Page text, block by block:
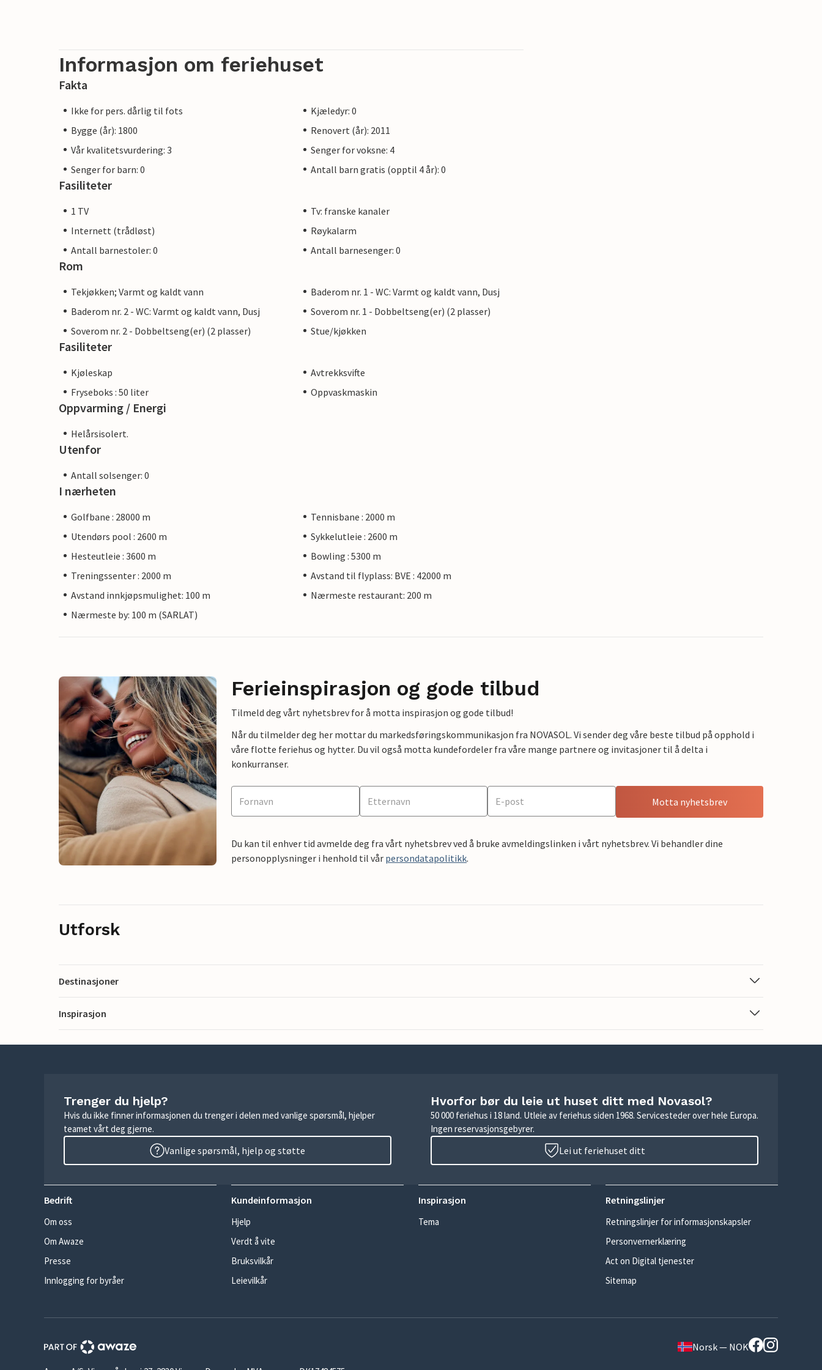
Informasjon om feriehuset
Fakta
Ikke for pers. dårlig til fots
Kjæledyr: 0
Bygge (år): 1800
Renovert (år): 2011
Vår kvalitetsvurdering: 3
Senger for voksne: 4
Senger for barn: 0
Antall barn gratis (opptil 4 år): 0
Fasiliteter
1 TV
Tv: franske kanaler
Internett (trådløst)
Røykalarm
Antall barnestoler: 0
Antall barnesenger: 0
Rom
Tekjøkken; Varmt og kaldt vann
Baderom nr. 1 - WC: Varmt og kaldt vann, Dusj
Baderom nr. 2 - WC: Varmt og kaldt vann, Dusj
Soverom nr. 1 - Dobbeltseng(er) (2 plasser)
Soverom nr. 2 - Dobbeltseng(er) (2 plasser)
Stue/kjøkken
Fasiliteter
Kjøleskap
Avtrekksvifte
Fryseboks : 50 liter
Oppvaskmaskin
Oppvarming / Energi
Helårsisolert.
Utenfor
Antall solsenger: 0
I nærheten
Golfbane : 28000 m
Tennisbane : 2000 m
Utendørs pool : 2600 m
Sykkelutleie : 2600 m
Hesteutleie : 3600 m
Bowling : 5300 m
Treningssenter : 2000 m
Avstand til flyplass: BVE : 42000 m
Avstand innkjøpsmulighet: 100 m
Nærmeste restaurant: 200 m
Nærmeste by: 100 m (SARLAT)
Ferieinspirasjon og gode tilbud
Tilmeld deg vårt nyhetsbrev for å motta inspirasjon og gode tilbud!
Når du tilmelder deg her mottar du markedsføringskommunikasjon fra NOVASOL. Vi sender deg våre beste tilbud på opphold i
våre flotte feriehus og hytter. Du vil også motta kundefordeler fra våre mange partnere og invitasjoner til å delta i
konkurranser.
Motta nyhetsbrev
Du kan til enhver tid avmelde deg fra vårt nyhetsbrev ved å bruke avmeldingslinken i vårt nyhetsbrev. Vi behandler dine
personopplysninger i henhold til vår persondatapolitikk.
Utforsk
Destinasjoner
Inspirasjon
Trenger du hjelp?
Hvis du ikke finner informasjonen du trenger i delen med vanlige spørsmål, hjelper
teamet vårt deg gjerne.
Vanlige spørsmål, hjelp og støtte
Hvorfor bør du leie ut huset ditt med Novasol?
50 000 feriehus i 18 land. Utleie av feriehus siden 1968. Servicesteder over hele Europa.
Ingen reservasjonsgebyrer.
Lei ut feriehuset ditt
Bedrift
Om oss
Om Awaze
Presse
Innlogging for byråer
Kundeinformasjon
Hjelp
Verdt å vite
Bruksvilkår
Leievilkår
Inspirasjon
Tema
Retningslinjer
Retningslinjer for informasjonskapsler
Personvernerklæring
Act on Digital tjenester
Sitemap
Norsk — NOK